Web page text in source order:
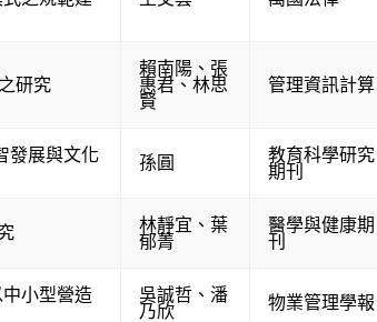
研究
賴南陽 、 張
惠君 、 林思
賢
管理資訊計算
發展與文化
孫圓
教育科學研究
期刊
林靜宜 、 葉
郁菁
醫學與健康期
刊
小型營造
吳誠哲 、 潘
乃欣
物業管理學報